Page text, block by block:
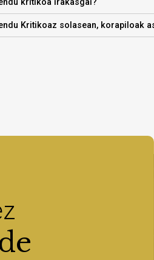
kritikoa irakasgai?
Kritikoaz solasean, korapiloak